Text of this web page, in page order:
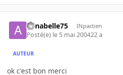
annabelle75 INpactien
Posté(e) le 5 mai 200422 a
AUTEUR
ok c'est bon merci